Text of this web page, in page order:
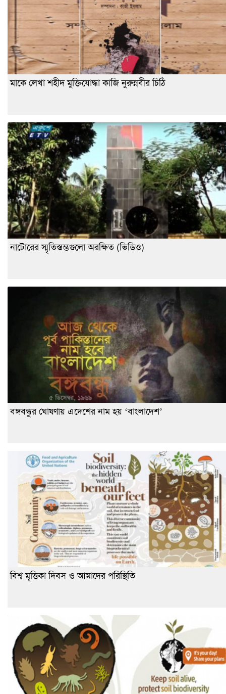
মাকে লেখা শহীদ মুক্তিযোদ্ধা কাজি নুরুন্নবীর চিঠি
নাটোরের স্মৃতিস্তম্ভগুলো অরক্ষিত (ভিডিও)
বঙ্গবন্ধুর ঘোষণায় এদেশের নাম হয় ‘বাংলাদেশ’
বিশ্ব মৃত্তিকা দিবস ও আমাদের পরিস্থিতি